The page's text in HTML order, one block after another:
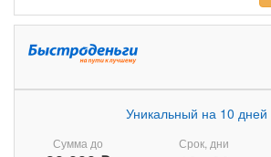
Сумма до
Уникальный на 10 дней
Срок, дни